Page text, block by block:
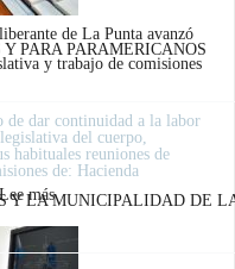
PARA PARAMERICANOS
Y LA MUNICIPALIDAD DE
a
cabo
Sesión
N°
de La Punta avanzó
y trabajo de comisiones
de dar continuidad a la labor
del cuerpo,
habituales reuniones de
de: Hacienda
Lee más:
El
Concejo